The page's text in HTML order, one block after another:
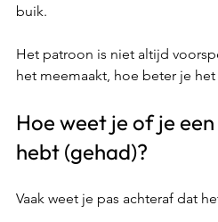
buik.
Het patroon is niet altijd
het meemaakt, hoe beter je
Hoe weet je of je
hebt (gehad)?
Vaak weet je pas achteraf dat